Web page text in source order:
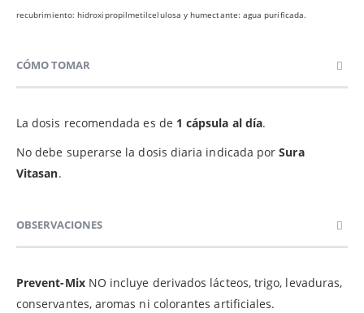
recubrimiento: hidroxipropilmetilcelulosa y humectante: agua purificada.
CÓMO TOMAR
La dosis recomendada es de 1 cápsula al día.
No debe superarse la dosis diaria indicada porSura
Vitasan.
OBSERVACIONES
Prevent-MixNO incluye derivados lácteos, trigo, levaduras,
conservantes, aromas ni colorantes artificiales.